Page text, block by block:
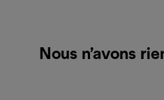
Nous n’avons